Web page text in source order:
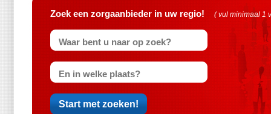
Zoek een zorgaanbieder in uw regio! ( vul minimaal 1